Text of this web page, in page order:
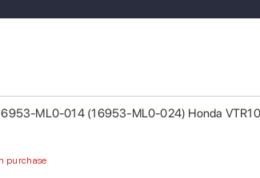
ML0-014 (16953-ML0-024) Honda
purchase